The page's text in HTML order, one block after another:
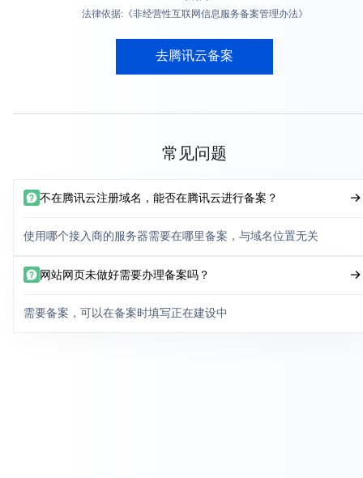
法律依据:《非经营性互联网信息服务备案管理办法》
去腾讯云备案
常见问题
不在腾讯云注册域名，能否在腾讯云进行备案？
使用哪个接入商的服务器需要在哪里备案，与域名位置无关
网站网页未做好需要办理备案吗？
需要备案，可以在备案时填写正在建设中